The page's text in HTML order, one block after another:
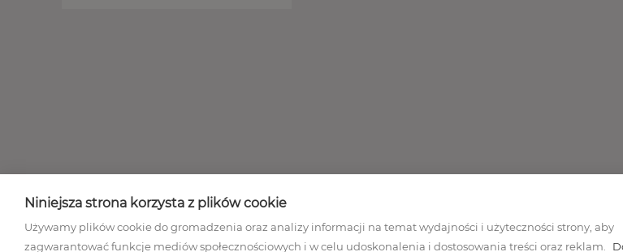
Niniejsza strona korzysta z plików cookie
Używamy plików cookie do gromadzenia oraz analizy informacji na temat wydajności i użyteczności strony, aby
zagwarantować funkcje mediów społecznościowych i w celu udoskonalenia i dostosowania treści oraz reklam.